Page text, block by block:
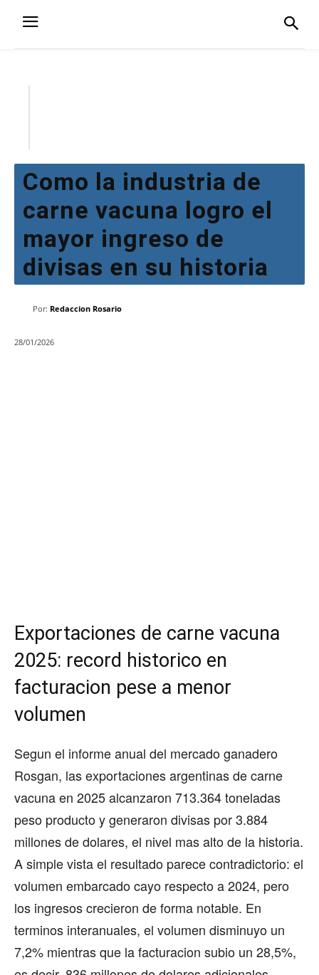
Como la industria de
carne vacuna logro el
mayor ingreso de
divisas en su historia
Por: Redaccion Rosario
28/01/2026
Exportaciones de carne vacuna
2025: record historico en
facturacion pese a menor
volumen
Segun el informe anual del mercado ganadero
Rosgan, las exportaciones argentinas de carne
vacuna en 2025 alcanzaron 713.364 toneladas
peso producto y generaron divisas por 3.884
millones de dolares, el nivel mas alto de la historia.
A simple vista el resultado parece contradictorio: el
volumen embarcado cayo respecto a 2024, pero
los ingresos crecieron de forma notable. En
terminos interanuales, el volumen disminuyo un
7,2% mientras que la facturacion subio un 28,5%,